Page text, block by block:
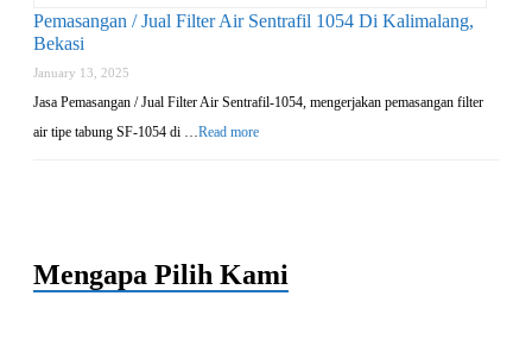
Pemasangan / Jual Filter Air Sentrafil 1054 Di Kalimalang,
Bekasi
January 13, 2025
Jasa Pemasangan / Jual Filter Air Sentrafil-1054, mengerjakan pemasangan filter
air tipe tabung SF-1054 di …Read more
Mengapa Pilih Kami